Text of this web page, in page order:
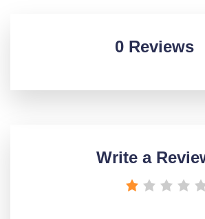
0 Reviews
Write a